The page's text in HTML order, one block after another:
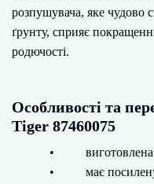
розпушувача, яке чудово
ґрунту, сприяє
родючості.
Особливості та
Tiger 87460075
• виготовлена з
• має посилену